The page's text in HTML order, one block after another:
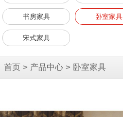
书房家具 卧室家具
宋式家具
首页> 产品中心> 卧室家具